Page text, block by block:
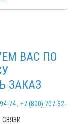
ВАС ПО
ЗАКАЗ
74, +7 (800) 707-62-